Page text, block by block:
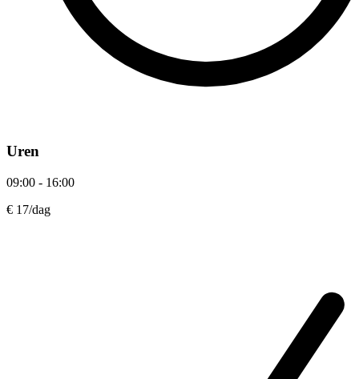
Uren
09:00 - 16:00
€ 17/dag